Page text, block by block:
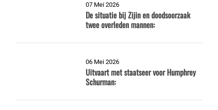
07 Mei 2026
De situatie bij Zijin en doodsoorzaak
twee overleden mannen:
06 Mei 2026
Uitvaart met staatseer voor Humphrey
Schurman: